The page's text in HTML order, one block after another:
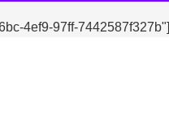
4ef9-97ff-7442587f327b"]